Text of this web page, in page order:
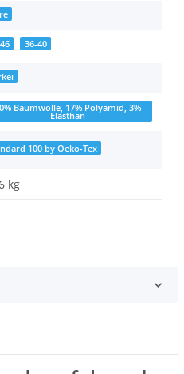
36-40
Baumwolle, 17% Polyamid, 3%
Elasthan
100 by Oeko-Tex
kg